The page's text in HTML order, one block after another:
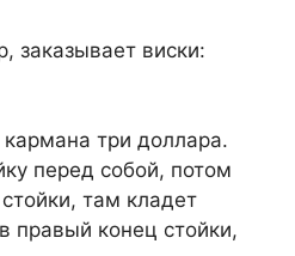
заказывает виски:
три доллара.
перед собой, потом
там кладет
правый конец стойки,